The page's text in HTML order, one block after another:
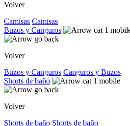
Volver
Camisas Camisas
Buzos y Canguros
Volver
Buzos y Canguros Canguros y Buzos
Shorts de baño
Volver
Shorts de baño Shorts de baño